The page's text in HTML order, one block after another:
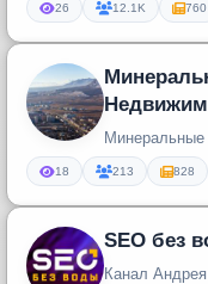
26 12.1K 760
18 213 828
SEO без
Канал